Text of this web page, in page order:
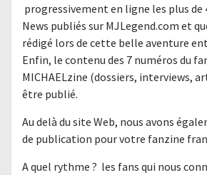
progressivement en ligne les plus de
News publiés sur MJLegend.com et
rédigé lors de cette belle aventure
Enfin, le contenu des 7 numéros du
MICHAELzine (dossiers, interviews,
être publié.
Au delà du site Web, nous avons
de publication pour votre fanzine
A quel rythme ? les fans qui nous